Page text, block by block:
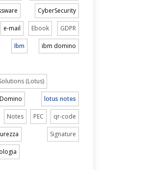
CyberSecurity
e-mail Ebook GDPR
Ibm ibm domino
(Lotus)
lotus notes
Notes PEC qr-code
Signature